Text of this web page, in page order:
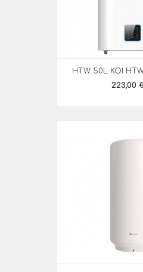
HTW 50L KOI
Preço
223,00